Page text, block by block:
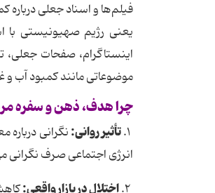
فیلم‌ها و اسناد جعلی
یعنی رژیم صهیونیستی با
اینستاگرام، صفحات جعلی،
موضوعاتی مانند کمبود آب و
چراهدف،ذهنوسفره
تأثیرروانی:نگرانی
انرژی اجتماعی صرف نگرانی
اختلالدربازارواقعی: